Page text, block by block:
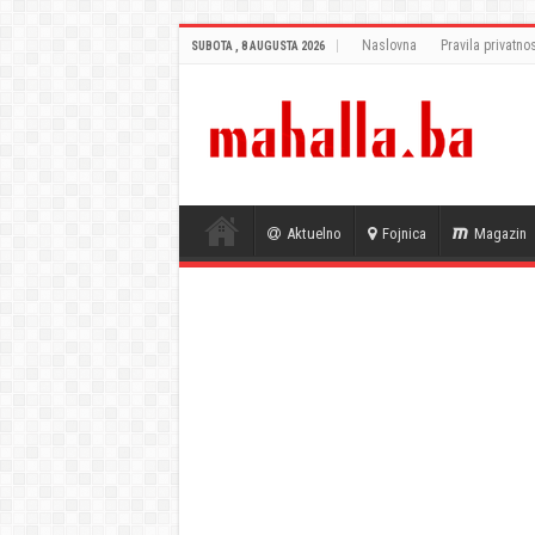
SUBOTA , 8 AUGUSTA 2026 Naslovna Pravila
Aktuelno Fojnica Magazin